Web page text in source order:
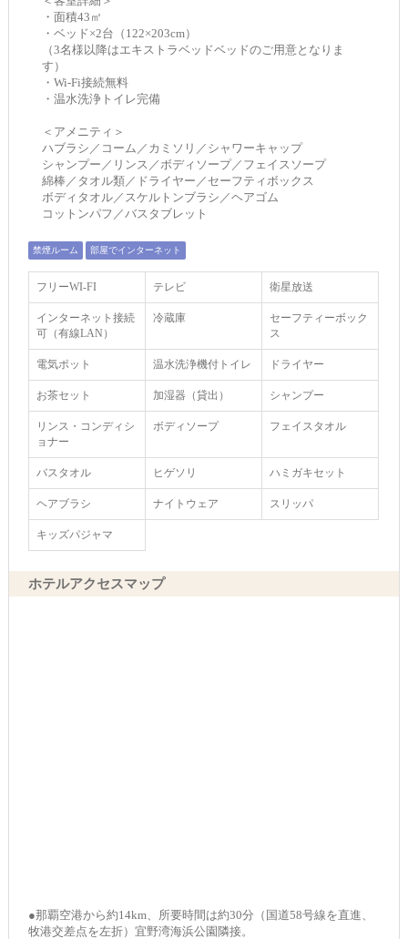
・面積43㎡
・ベッド×2台（122×203cm）
（3名様以降はエキストラベッドベッドのご用意となりま
す）
・Wi-Fi接続無料
・温水洗浄トイレ完備
＜アメニティ＞
ハブラシ／コーム／カミソリ／シャワーキャップ
シャンプー／リンス／ボディソープ／フェイスソープ
綿棒／タオル類／ドライヤー／セーフティボックス
ボディタオル／スケルトンブラシ／ヘアゴム
コットンパフ／バスタブレット
禁煙ルーム 部屋でインターネット
フリーWI‐FI テレビ 衛星放送
インターネット接続
可（有線LAN）
冷蔵庫
セーフティーボック
ス
電気ポット 温水洗浄機付トイレ ドライヤー
お茶セット 加湿器（貸出） シャンプー
リンス・コンディシ
ョナー
ボディソープ フェイスタオル
バスタオル ヒゲソリ ハミガキセット
ヘアブラシ ナイトウェア スリッパ
キッズパジャマ
ホテルアクセスマップ
●那覇空港から約14km、所要時間は約30分（国道58号線を直進、
牧港交差点を左折）宜野湾海浜公園隣接。